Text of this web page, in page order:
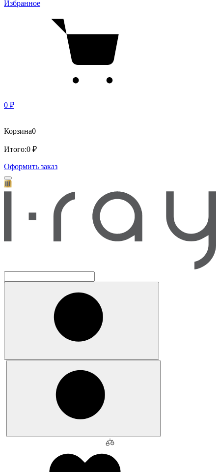
Избранное
0 ₽
Корзина0
Итого:0 ₽
Оформить заказ